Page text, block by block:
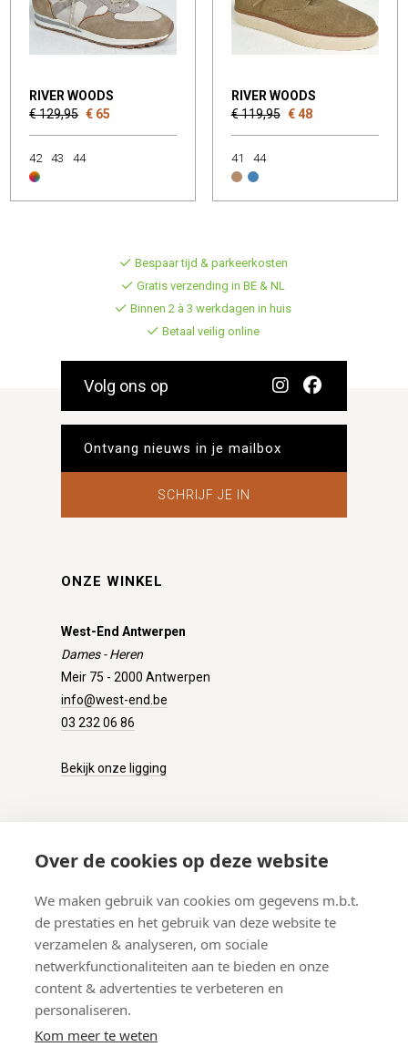
Over de cookies op deze website
We maken gebruik van cookies om gegevens m.b.t.
de prestaties en het gebruik van deze website te
verzamelen & analyseren, om sociale
netwerkfunctionaliteiten aan te bieden en onze
content & advertenties te verbeteren en
personaliseren.
Kom meer te weten
RIVER WOODS
€ 129,95 € 65
42 43 44
RIVER WOODS
€ 119,95 € 48
41 44
Bespaar tijd & parkeerkosten
Gratis verzending in BE & NL
Binnen 2 à 3 werkdagen in huis
Betaal veilig online
Volg ons op
SCHRIJF JE IN
ONZE WINKEL
West-End Antwerpen
Dames - Heren
Meir 75 - 2000 Antwerpen
info@west-end.be
03 232 06 86
Bekijk onze ligging
Verzenden
Retourneren
Betalen
Veelgestelde vragen